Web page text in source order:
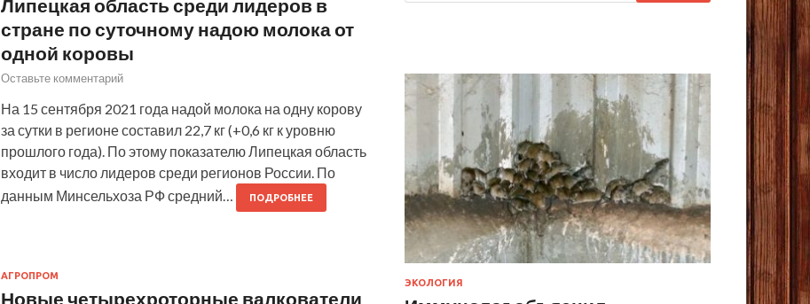
Липецкая область среди лидеров в
стране по суточному надою молока от
одной коровы
Оставьте комментарий
На 15 сентября 2021 года надой молока на одну корову
за сутки в регионе составил 22,7 кг (+0,6 кг к уровню
прошлого года). По этому показателю Липецкая область
входит в число лидеров среди регионов России. По
данным Минсельхоза РФ средний…
ПОДРОБНЕЕ
АГРОПРОМ
Новые четырехроторные валкователи
ЭКОЛОГИЯ